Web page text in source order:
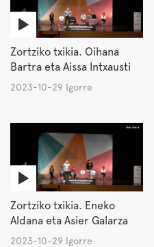
Zortziko txikia. Oihana
Bartra eta Aissa Intxausti
2023-10-29 Igorre
Zortziko txikia. Eneko
Aldana eta Asier Galarza
2023-10-29 Igorre